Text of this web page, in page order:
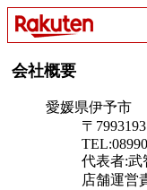
会社概要
愛媛県伊予市
〒
代表者:武
店舗運営